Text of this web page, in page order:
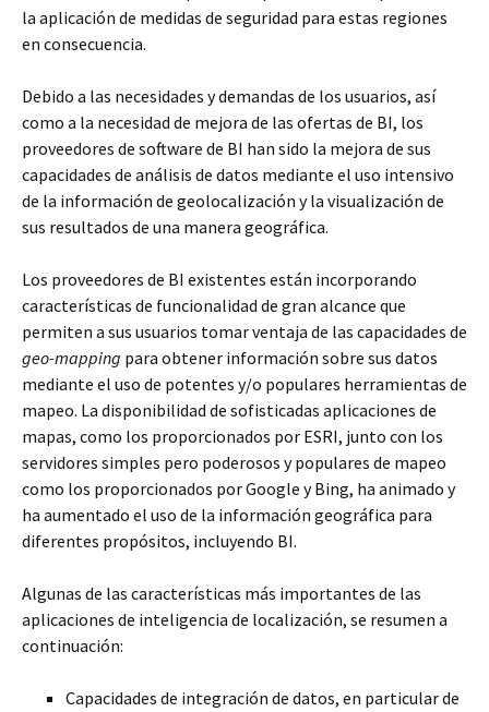
la aplicación de medidas de seguridad para estas regiones
en consecuencia.
Debido a las necesidades y demandas de los usuarios, así
como a la necesidad de mejora de las ofertas de BI, los
proveedores de software de BI han sido la mejora de sus
capacidades de análisis de datos mediante el uso intensivo
de la información de geolocalización y la visualización de
sus resultados de una manera geográfica.
Los proveedores de BI existentes están incorporando
características de funcionalidad de gran alcance que
permiten a sus usuarios tomar ventaja de las capacidades de
geo-mapping para obtener información sobre sus datos
mediante el uso de potentes y/o populares herramientas de
mapeo. La disponibilidad de sofisticadas aplicaciones de
mapas, como los proporcionados por ESRI, junto con los
servidores simples pero poderosos y populares de mapeo
como los proporcionados por Google y Bing, ha animado y
ha aumentado el uso de la información geográfica para
diferentes propósitos, incluyendo BI.
Algunas de las características más importantes de las
aplicaciones de inteligencia de localización, se resumen a
continuación:
Capacidades de integración de datos, en particular de